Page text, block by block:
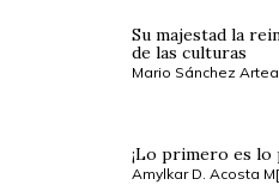
Su majestad la
de las culturas
Mario Sánchez
¡Lo primero es
Amylkar D. Acosta